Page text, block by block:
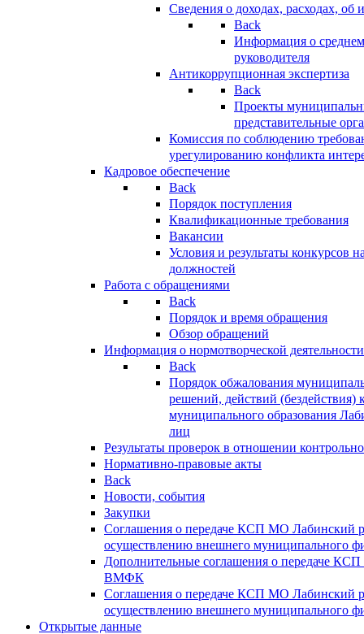
Сведения о доходах, расходах, об
Back
Информация о
руководителя
Антикоррупционная экспертиза
Back
Проекты
представительные
Комиссия по соблюдению
урегулированию конфликта
Кадровое обеспечение
Back
Порядок поступления
Квалификационные требования
Вакансии
Условия и результаты конкурсов
должностей
Работа с обращениями
Back
Порядок и время обращения
Обзор обращений
Информация о нормотворческой деятельности
Back
Порядок обжалования
решений, действий (бездействия)
муниципального образования
лиц
Результаты проверок в отношении
Нормативно-правовые акты
Back
Новости, события
Закупки
Соглашения о передаче КСП МО Лабинский
осуществлению внешнего муниципального
Дополнительные соглашения о передаче
ВМФК
Соглашения о передаче КСП МО Лабинский
осуществлению внешнего муниципального
Открытые данные